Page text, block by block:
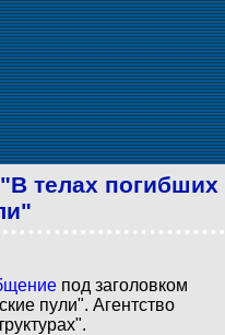
телах погибших
под заголовком
пули". Агентство